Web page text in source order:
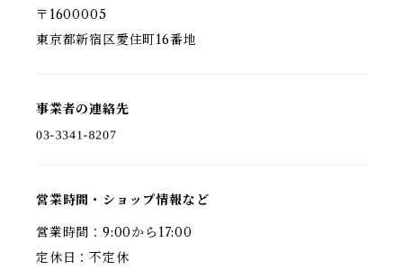
〒1600005
東京都新宿区愛住町16番地
事業者の連絡先
営業時間・ショップ情報など
営業時間：9:00から17:00
定休日：不定休